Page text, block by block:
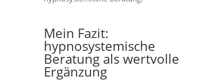
Mein Fazit:
hypnosystemische
Beratung als wertvolle
Ergänzung